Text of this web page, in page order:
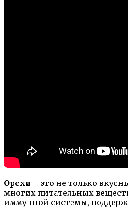
Орехи – это не только
многих питательных
иммунной системы,